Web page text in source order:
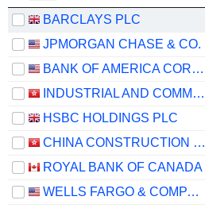
BARCLAYS PLC
JPMORGAN CHASE & CO.
BANK OF AMERICA CORPORATION
INDUSTRIAL AND COMMERCIAL BANK OF CHINA LIMITED
HSBC HOLDINGS PLC
CHINA CONSTRUCTION BANK CORPORATION
ROYAL BANK OF CANADA
WELLS FARGO & COMPANY